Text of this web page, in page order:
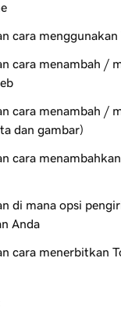
cara
cara menambah /
cara menambah /
dan gambar)
cara
di mana opsi
Anda
cara menerbitkan